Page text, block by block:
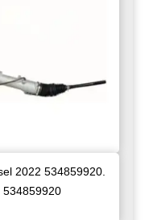
2022 534859920.
534859920